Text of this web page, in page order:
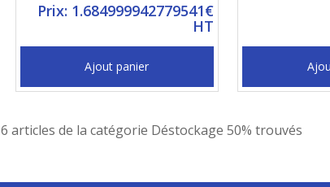
Prix: 1.684999942779541€
HT
Ajout panier
6 articles de la catégorie Déstockage 50% trouvés